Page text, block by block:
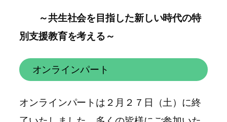
～共生社会を目指した新しい時代の特
別支援教育を考える～
オンラインパート
オンラインパートは２月２７日（土）に終